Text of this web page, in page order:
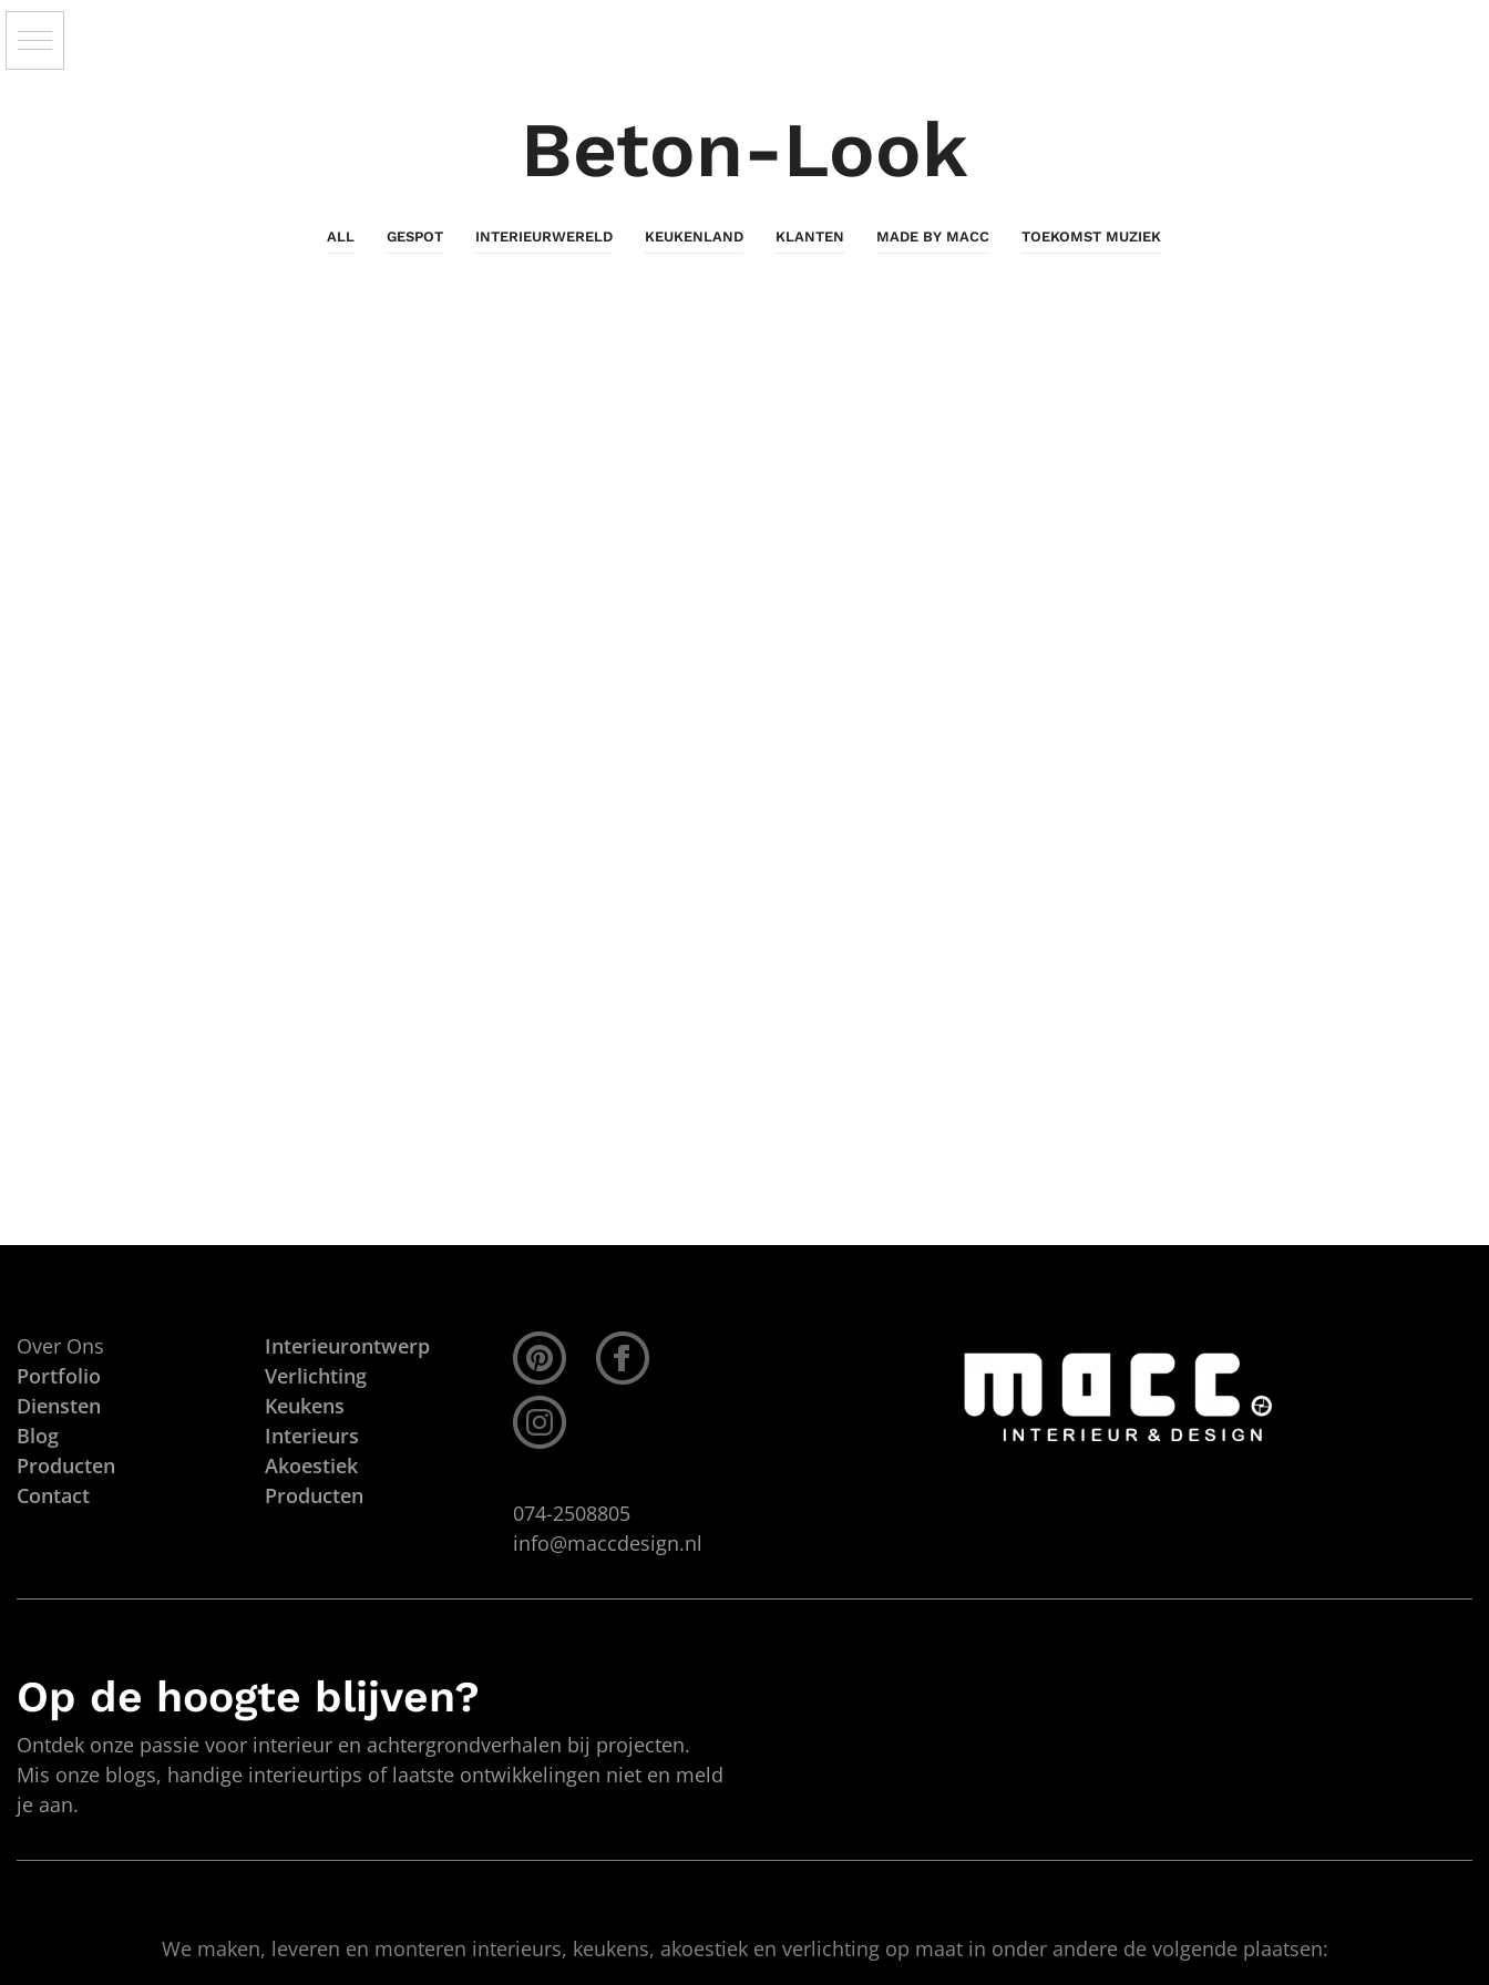
Beton-Look
ALL GESPOT INTERIEURWERELD KEUKENLAND KLANTEN MADE BY MACC TOEKOMST MUZIEK
Over Ons
Portfolio
Diensten
Blog
Producten
Contact
Interieurontwerp
Verlichting
Keukens
Interieurs
Akoestiek
Producten
074-2508805
info@maccdesign.nl
Op de hoogte blijven?
Ontdek onze passie voor interieur en achtergrondverhalen bij projecten.
Mis onze blogs, handige interieurtips of laatste ontwikkelingen niet en meld
je aan.
We maken, leveren en monteren interieurs, keukens, akoestiek en verlichting op maat in onder andere de volgende plaatsen: